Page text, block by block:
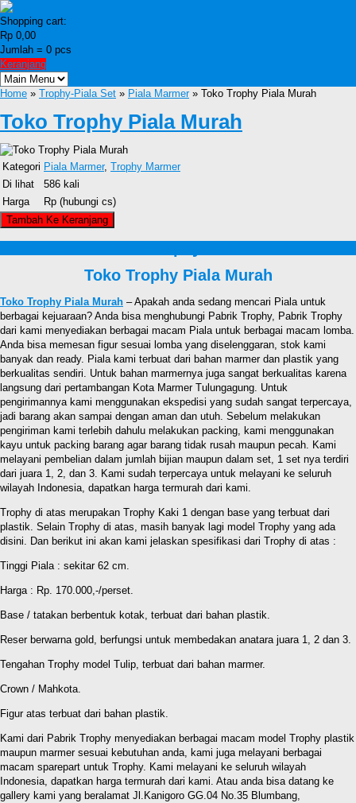
Shopping cart:
Rp 0,00
Jumlah = 0 pcs
Keranjang
Home » Trophy-Piala Set » Piala Marmer» Toko Trophy Piala Murah
Toko Trophy Piala Murah
Kategori Piala Marmer, Trophy Marmer
Di lihat
586 kali
Harga
Rp (hubungi cs)
Toko Trophy Piala Murah
Toko Trophy Piala Murah – Apakah anda sedang mencari Piala untuk
berbagai kejuaraan? Anda bisa menghubungi Pabrik Trophy, Pabrik Trophy
dari kami menyediakan berbagai macam Piala untuk berbagai macam lomba.
Anda bisa memesan figur sesuai lomba yang diselenggaran, stok kami
banyak dan ready. Piala kami terbuat dari bahan marmer dan plastik yang
berkualitas sendiri. Untuk bahan marmernya juga sangat berkualitas karena
langsung dari pertambangan Kota Marmer Tulungagung. Untuk
pengirimannya kami menggunakan ekspedisi yang sudah sangat terpercaya,
jadi barang akan sampai dengan aman dan utuh. Sebelum melakukan
pengiriman kami terlebih dahulu melakukan packing, kami menggunakan
kayu untuk packing barang agar barang tidak rusah maupun pecah. Kami
melayani pembelian dalam jumlah bijian maupun dalam set, 1 set nya terdiri
dari juara 1, 2, dan 3. Kami sudah terpercaya untuk melayani ke seluruh
wilayah Indonesia, dapatkan harga termurah dari kami.
Trophy di atas merupakan Trophy Kaki 1 dengan base yang terbuat dari
plastik. Selain Trophy di atas, masih banyak lagi model Trophy yang ada
disini. Dan berikut ini akan kami jelaskan spesifikasi dari Trophy di atas :
Tinggi Piala : sekitar 62 cm.
Harga : Rp. 170.000,-/perset.
Base / tatakan berbentuk kotak, terbuat dari bahan plastik.
Reser berwarna gold, berfungsi untuk membedakan anatara juara 1, 2 dan 3.
Tengahan Trophy model Tulip, terbuat dari bahan marmer.
Crown / Mahkota.
Figur atas terbuat dari bahan plastik.
Kami dari Pabrik Trophy menyediakan berbagai macam model Trophy plastik
maupun marmer sesuai kebutuhan anda, kami juga melayani berbagai
macam sparepart untuk Trophy. Kami melayani ke seluruh wilayah
Indonesia, dapatkan harga termurah dari kami. Atau anda bisa datang ke
gallery kami yang beralamat Jl.Kanigoro GG.04 No.35 Blumbang,